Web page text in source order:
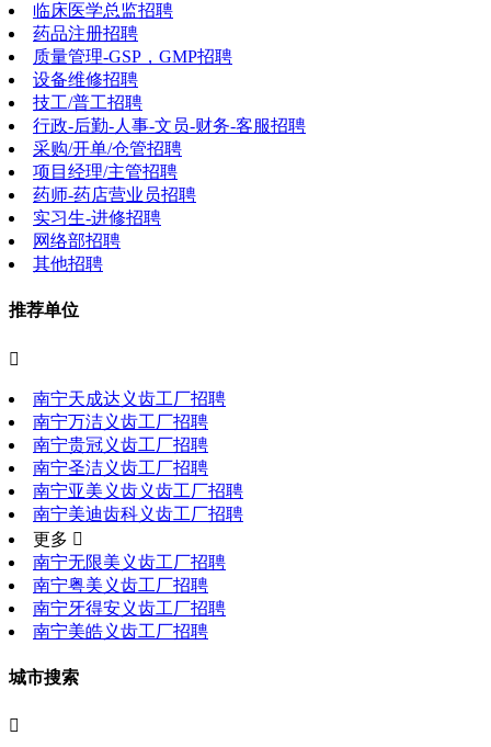
临床医学总监招聘
药品注册招聘
质量管理-GSP，GMP招聘
设备维修招聘
技工/普工招聘
行政-后勤-人事-文员-财务-客服招聘
采购/开单/仓管招聘
项目经理/主管招聘
药师-药店营业员招聘
实习生-进修招聘
网络部招聘
其他招聘
推荐单位

南宁天成达义齿工厂招聘
南宁万洁义齿工厂招聘
南宁贵冠义齿工厂招聘
南宁圣洁义齿工厂招聘
南宁亚美义齿义齿工厂招聘
南宁美迪齿科义齿工厂招聘
更多 
南宁无限美义齿工厂招聘
南宁粤美义齿工厂招聘
南宁牙得安义齿工厂招聘
南宁美皓义齿工厂招聘
城市搜索
